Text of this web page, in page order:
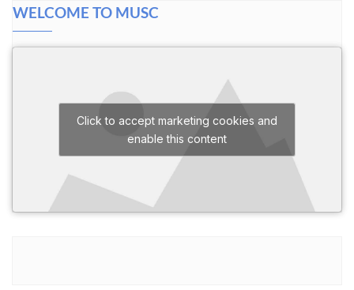
WELCOME TO MUSC
Click to accept marketing cookies and
enable this content